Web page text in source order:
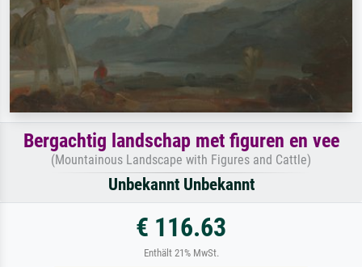
een boom.
Bergachtig landschap met figuren en vee
(Mountainous Landscape with Figures and Cattle)
Unbekannt Unbekannt
€ 116.63
Enthält 21% MwSt.